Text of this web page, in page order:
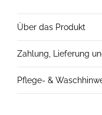
Über das Produkt
Zahlung, Lieferung
Pflege- &